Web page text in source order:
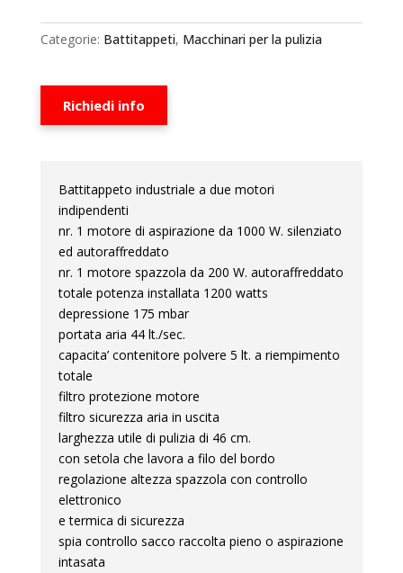
Categorie: Battitappeti, Macchinari per la pulizia
Richiedi info
Battitappeto industriale a due motori
indipendenti
nr. 1 motore di aspirazione da 1000 W. silenziato
ed autoraffreddato
nr. 1 motore spazzola da 200 W. autoraffreddato
totale potenza installata 1200 watts
depressione 175 mbar
portata aria 44 lt./sec.
capacita’ contenitore polvere 5 lt. a riempimento
totale
filtro protezione motore
filtro sicurezza aria in uscita
larghezza utile di pulizia di 46 cm.
con setola che lavora a filo del bordo
regolazione altezza spazzola con controllo
elettronico
e termica di sicurezza
spia controllo sacco raccolta pieno o aspirazione
intasata